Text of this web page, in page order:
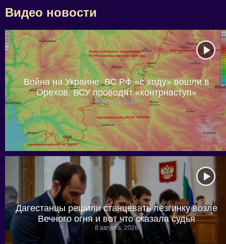
Видео новости
Война на Украине: ВС РФ «с ходу» вошли в
Орехов. ВСУ проводят «контрнаступ»
8 августа, 2026
Дагестанцы решили станцевать лезгинку возле
Вечного огня и вот что сказала судья
8 августа, 2026